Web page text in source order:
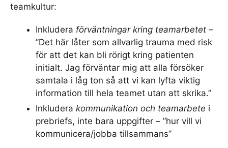
teamkultur:
Inkludera förväntningar kring teamarbetet –
”Det här låter som allvarlig trauma med risk
för att det kan bli rörigt kring patienten
initialt. Jag förväntar mig att alla försöker
samtala i låg ton så att vi kan lyfta viktig
information till hela teamet utan att skrika.”
Inkludera kommunikation och teamarbete i
prebriefs, inte bara uppgifter – ”hur vill vi
kommunicera/jobba tillsammans”